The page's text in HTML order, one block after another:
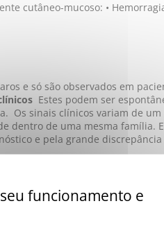
cutâneo-mucoso: •
e só são observados em
Estes podem ser
Os sinais clínicos variam de um
dentro de uma mesma família.
e pela grande discrepância
funcionamento e